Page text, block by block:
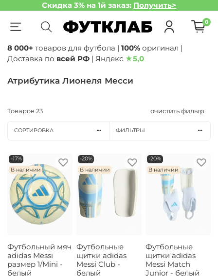
Скидка 3% на 1й заказ: Получить>
0
8 000+ товаров для футбола | 100% оригинал |
Доставка по всей РФ | Яндекс ★5,0
Атрибутика Лионеля Месси
Товаров 23 очистить фильтр
СОРТИРОВКА ФИЛЬТРЫ
-17%
В наличии
Футбольный мяч
adidas Messi
размер 1/Mini -
белый
-20%
В наличии
Футбольные
щитки adidas
Messi Club -
белый
-20%
В наличии
Футбольные
щитки adidas
Messi Match
Junior - белый